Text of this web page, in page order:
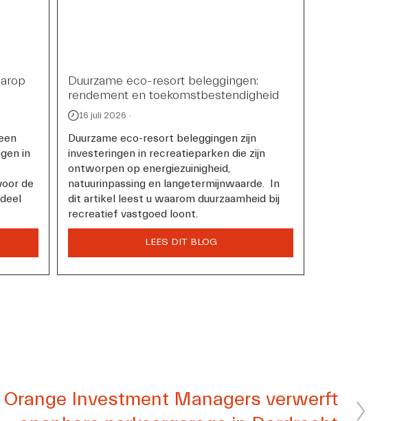
in
de
Duurzame eco-resort beleggingen:
rendement en toekomstbestendigheid
16 juli 2026
Duurzame eco-resort beleggingen zijn
investeringen in recreatieparken die zijn
ontworpen op energiezuinigheid,
natuurinpassing en langetermijnwaarde.  In
dit artikel leest u waarom duurzaamheid bij
recreatief vastgoed loont.
Orange Investment Managers verwerft